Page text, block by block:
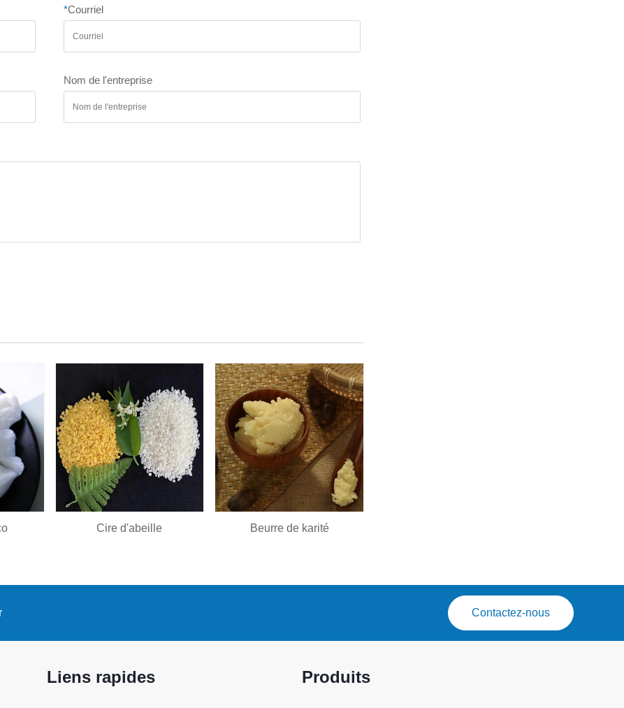
*Courriel
Nom de l'entreprise
Cire d'abeille Beurre de karité
Contactez-nous
Liens rapides Produits